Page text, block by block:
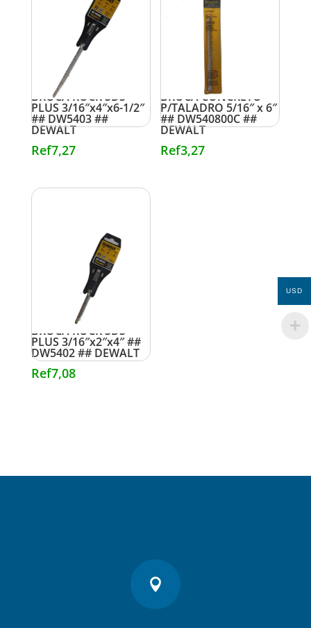
BROCA ROCK SDS
PLUS 3/16″x4″x6-1/2″
## DW5403 ##
DEWALT
Ref7,27
BROCA CONCRETO
P/TALADRO 5/16″ x 6″
## DW540800C ##
DEWALT
Ref3,27
BROCA ROCK SDS
PLUS 3/16″x2″x4″ ##
DW5402 ## DEWALT
Ref7,08

USD